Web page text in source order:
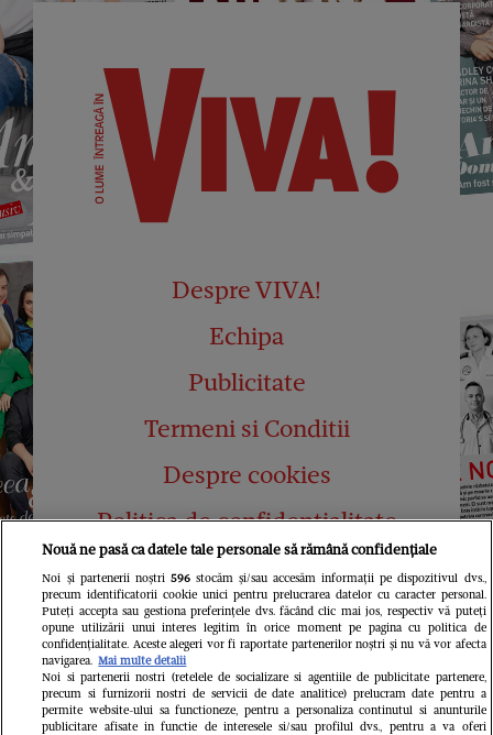
Despre VIVA!
Echipa
Publicitate
Termeni si Conditii
Despre cookies
Politica de confidențialitate
Abonamente
Contact
Nouă ne pasă ca datele tale personale să rămână confidențiale
Noi și partenerii noștri 596stocăm și/sau accesăm informații pe dispozitivul dvs.,
precum identificatorii cookie unici pentru prelucrarea datelor cu caracter personal.
Puteți accepta sau gestiona preferințele dvs. făcând clic mai jos, respectiv vă puteți
opune utilizării unui interes legitim în orice moment pe pagina cu politica de
confidențialitate. Aceste alegeri vor fi raportate partenerilor noștri și nu vă vor afecta
navigarea. Mai multe detalii
Noi si partenerii nostri (retelele de socializare si agentiile de publicitate partenere,
precum si furnizorii nostri de servicii de date analitice) prelucram date pentru a
permite website-ului sa functioneze, pentru a personaliza continutul si anunturile
publicitare afisate in functie de interesele si/sau profilul dvs., pentru a va oferi